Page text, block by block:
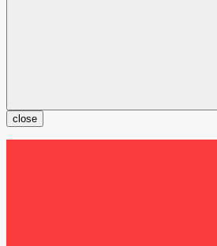
close